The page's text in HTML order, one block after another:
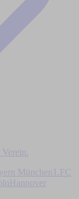
München
1.FC
Hannover